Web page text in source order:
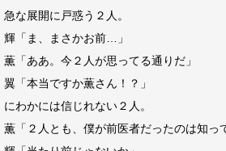
急な展開に戸惑う２人。
輝「ま、まさかお前…」
薫「ああ。今２人が思ってる通りだ」
翼「本当ですか薫さん！？」
にわかには信じれない２人。
薫「２人とも、僕が前医者だったのは知っ